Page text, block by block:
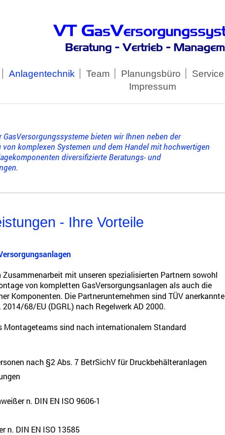
Anlagentechnik Team Planungsbüro Service
Impressum
bieten wir Ihnen neben der
komplexen Systemen und dem Handel mit hochwertigen
diversifizierte Beratungs-und
- Ihre Vorteile
Zusammenarbeit mit unseren spezialisierten Partnern sowohl
von kompletten GasVersorgungsanlagen als auch die
Komponenten. Die Partnerunternehmen sind TÜV anerkannte
68/EU (DGRL) nach Regelwerk AD 2000.
Montageteams sind nach internationalem Standard
nach §2 Abs. 7 BetrSichV für Druckbehälteranlagen
n. DIN EN ISO 9606-1
n. DIN EN ISO 13585